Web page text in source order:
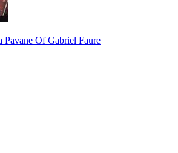
Pavane Of Gabriel Faure